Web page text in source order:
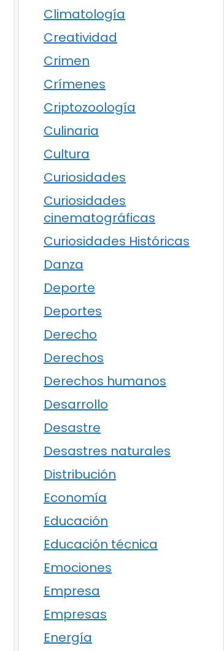
Climatología
Creatividad
Crimen
Crímenes
Criptozoología
Culinaria
Cultura
Curiosidades
Curiosidades
cinematográficas
Curiosidades Históricas
Danza
Deporte
Deportes
Derecho
Derechos
Derechos humanos
Desarrollo
Desastre
Desastres naturales
Distribución
Economía
Educación
Educación técnica
Emociones
Empresa
Empresas
Energía